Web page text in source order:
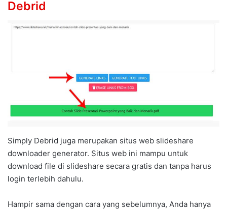
Debrid
Simply Debrid juga merupakan situs web slideshare
downloader generator. Situs web ini mampu untuk
download file di slideshare secara gratis dan tanpa harus
login terlebih dahulu.
Hampir sama dengan cara yang sebelumnya, Anda hanya